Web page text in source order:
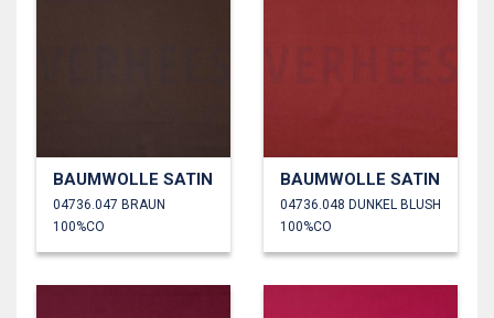
BAUMWOLLE SATIN
04736.047 BRAUN
100%CO
BAUMWOLLE SATIN
04736.048 DUNKEL BLUSH
100%CO